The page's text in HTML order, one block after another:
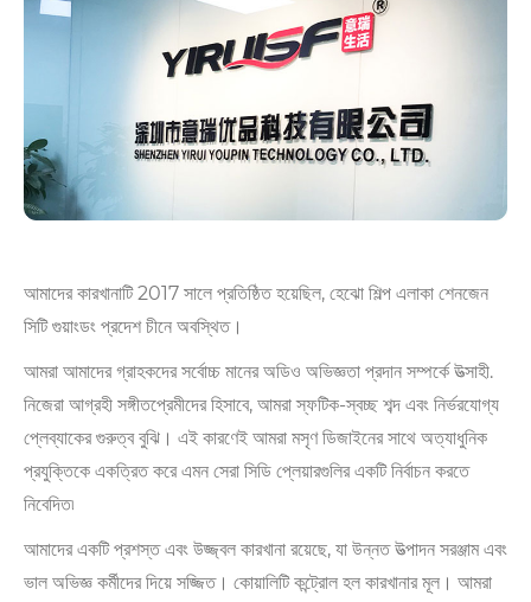
আমাদের কারখানাটি 2017 সালে প্রতিষ্ঠিত হয়েছিল, হেঝো শিল্প এলাকা শেনজেন
সিটি গুয়াংডং প্রদেশ চীনে অবস্থিত।
আমরা আমাদের গ্রাহকদের সর্বোচ্চ মানের অডিও অভিজ্ঞতা প্রদান সম্পর্কে উত্সাহী.
নিজেরা আগ্রহী সঙ্গীতপ্রেমীদের হিসাবে, আমরা স্ফটিক-স্বচ্ছ শব্দ এবং নির্ভরযোগ্য
প্লেব্যাকের গুরুত্ব বুঝি। এই কারণেই আমরা মসৃণ ডিজাইনের সাথে অত্যাধুনিক
প্রযুক্তিকে একত্রিত করে এমন সেরা সিডি প্লেয়ারগুলির একটি নির্বাচন করতে
নিবেদিত৷
আমাদের একটি প্রশস্ত এবং উজ্জ্বল কারখানা রয়েছে, যা উন্নত উত্পাদন সরঞ্জাম এবং
ভাল অভিজ্ঞ কর্মীদের দিয়ে সজ্জিত। কোয়ালিটি কন্ট্রোল হল কারখানার মূল। আমরা